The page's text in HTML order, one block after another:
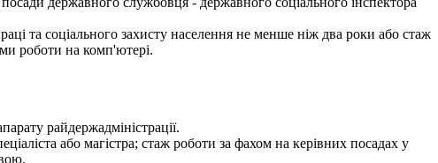
та соціального захисту населення не менше ніж два роки або стаж
роботи на комп'ютері.
райдержадміністрації.
або магістра; стаж роботи за фахом на керівних посадах у